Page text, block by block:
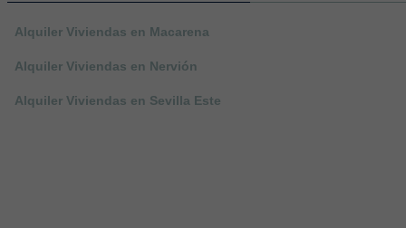
Alquiler Viviendas en Macarena
Alquiler Viviendas en Nervión
Alquiler Viviendas en Sevilla Este